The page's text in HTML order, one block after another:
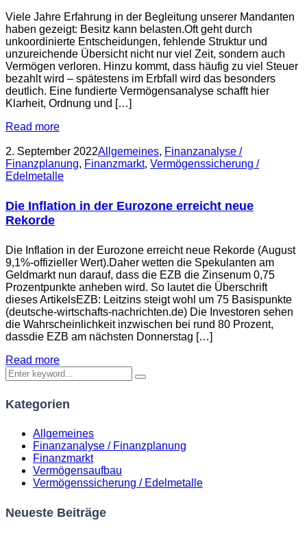
Viele Jahre Erfahrung in der Begleitung unserer Mandanten
haben gezeigt: Besitz kann belasten.Oft geht durch
unkoordinierte Entscheidungen, fehlende Struktur und
unzureichende Übersicht nicht nur viel Zeit, sondern auch
Vermögen verloren. Hinzu kommt, dass häufig zu viel Steuer
bezahlt wird – spätestens im Erbfall wird das besonders
deutlich. Eine fundierte Vermögensanalyse schafft hier
Klarheit, Ordnung und […]
Read more
2. September 2022Allgemeines, Finanzanalyse /
Finanzplanung, Finanzmarkt, Vermögenssicherung /
Edelmetalle
Die Inflation in der Eurozone erreicht neue
Rekorde
Die Inflation in der Eurozone erreicht neue Rekorde (August
9,1%-offizieller Wert).Daher wetten die Spekulanten am
Geldmarkt nun darauf, dass die EZB die Zinsenum 0,75
Prozentpunkte anheben wird. So lautet die Überschrift
dieses ArtikelsEZB: Leitzins steigt wohl um 75 Basispunkte
(deutsche-wirtschafts-nachrichten.de) Die Investoren sehen
die Wahrscheinlichkeit inzwischen bei rund 80 Prozent,
dassdie EZB am nächsten Donnerstag […]
Read more
Kategorien
Allgemeines
Finanzanalyse / Finanzplanung
Finanzmarkt
Vermögensaufbau
Vermögenssicherung / Edelmetalle
Neueste Beiträge